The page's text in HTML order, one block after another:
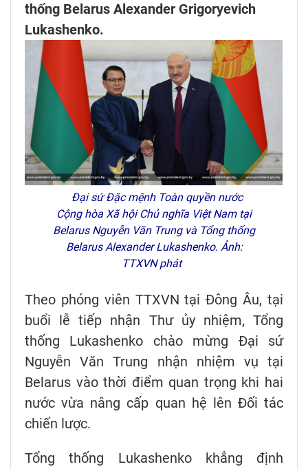
thống Belarus Alexander Grigoryevich
Lukashenko.
Đại sứ Đặc mệnh Toàn quyền nước
Cộng hòa Xã hội Chủ nghĩa Việt Nam tại
Belarus Nguyễn Văn Trung và Tổng thống
Belarus Alexander Lukashenko. Ảnh:
TTXVN phát
Theo phóng viên TTXVN tại Đông Âu, tại
buổi lễ tiếp nhận Thư ủy nhiệm, Tổng
thống Lukashenko chào mừng Đại sứ
Nguyễn Văn Trung nhận nhiệm vụ tại
Belarus vào thời điểm quan trọng khi hai
nước vừa nâng cấp quan hệ lên Đối tác
chiến lược.
Tổng thống Lukashenko khẳng định